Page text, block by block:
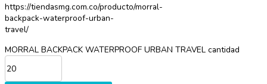
https://tiendasmg.com.co/producto/morral-
backpack-waterproof-urban-
travel/
MORRAL BACKPACK WATERPROOF URBAN TRAVEL cantidad